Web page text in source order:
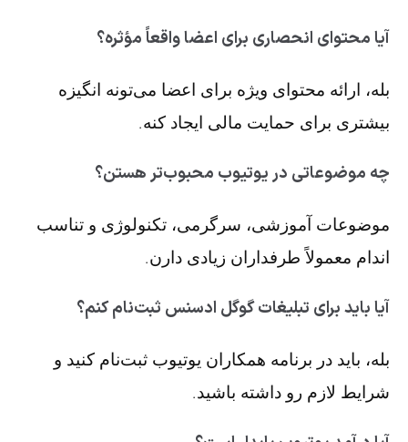
آیا محتوای انحصاری برای اعضا واقعاً مؤثره؟
بله، ارائه محتوای ویژه برای اعضا می‌تونه انگیزه
بیشتری برای حمایت مالی ایجاد کنه.
چه موضوعاتی در یوتیوب محبوب‌تر هستن؟
موضوعات آموزشی، سرگرمی، تکنولوژی و تناسب
اندام معمولاً طرفداران زیادی دارن.
آیا باید برای تبلیغات گوگل ادسنس ثبت‌نام کنم؟
بله، باید در برنامه همکاران یوتیوب ثبت‌نام کنید و
شرایط لازم رو داشته باشید.